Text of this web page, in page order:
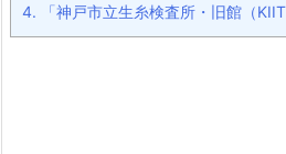
4. 「神戸市立生糸検査所・旧館（